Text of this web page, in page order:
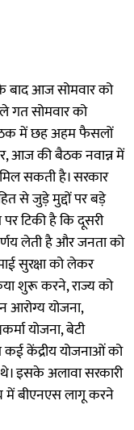
बाद आज सोमवार को
गत सोमवार को
में छह अहम फैसलों
आज की बैठक नवान्न में
सकती है। सरकार
से जुड़े मुद्दों पर बड़े
टिकी है कि दूसरी
लेती है और जनता को
सुरक्षा को लेकर
शुरू करने, राज्य को
आरोग्य योजना,
योजना, बेटी
केंद्रीय योजनाओं को
इसके अलावा सरकारी
में बीएनएस लागू करने